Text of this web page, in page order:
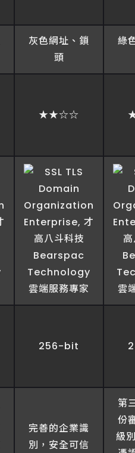
灰色網址、鎖
頭
綠
★★☆☆
256-bit
完善的企業識
別，安全可信
第
份
級